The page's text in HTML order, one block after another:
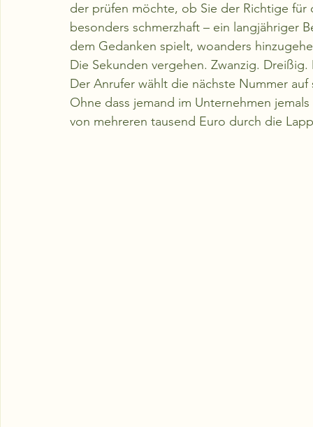
der prüfen möchte, ob Sie der Richtige
besonders schmerzhaft – ein langjähriger
dem Gedanken spielt, woanders
Die Sekunden vergehen. Zwanzig.
Der Anrufer wählt die nächste Nummer
Ohne dass jemand im Unternehmen
von mehreren tausend Euro durch die